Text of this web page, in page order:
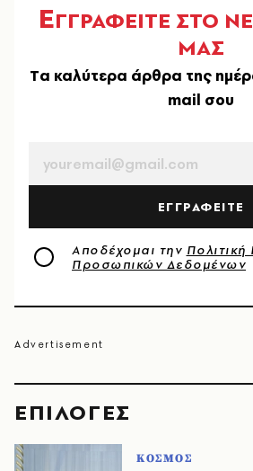
EΠΙΛΟΓΈΣ
ΚΟΣΜΟΣ
ΕΓΓΡΑΦΕΙΤΕ ΣΤΟ
ΜΑΣ
Tα καλύτερα άρθρα της
mail σου
ΕΓΓΡΑΦΕΙΤΕ
Αποδέχομαι την
Προσωπικών Δεδομένων